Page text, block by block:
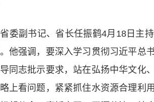
副书记、省长任振鹤4月18日主持
他强调，要深入学习贯彻习近平总
同志批示要求，站在弘扬中华文化
上看问题，紧紧抓住水资源合理利